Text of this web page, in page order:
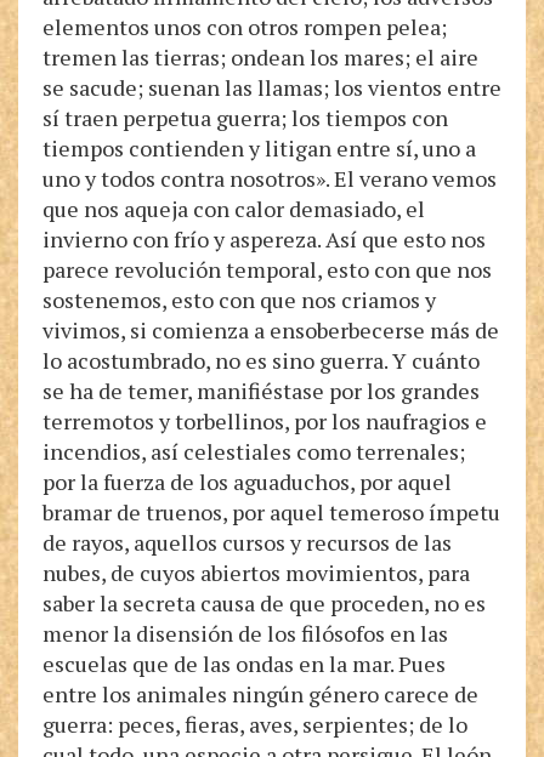
elementos unos con otros rompen pelea;
tremen las tierras; ondean los mares; el aire
se sacude; suenan las llamas; los vientos entre
sí traen perpetua guerra; los tiempos con
tiempos contienden y litigan entre sí, uno a
uno y todos contra nosotros». El verano vemos
que nos aqueja con calor demasiado, el
invierno con frío y aspereza. Así que esto nos
parece revolución temporal, esto con que nos
sostenemos, esto con que nos criamos y
vivimos, si comienza a ensoberbecerse más de
lo acostumbrado, no es sino guerra. Y cuánto
se ha de temer, manifiéstase por los grandes
terremotos y torbellinos, por los naufragios e
incendios, así celestiales como terrenales;
por la fuerza de los aguaduchos, por aquel
bramar de truenos, por aquel temeroso ímpetu
de rayos, aquellos cursos y recursos de las
nubes, de cuyos abiertos movimientos, para
saber la secreta causa de que proceden, no es
menor la disensión de los filósofos en las
escuelas que de las ondas en la mar. Pues
entre los animales ningún género carece de
guerra: peces, fieras, aves, serpientes; de lo